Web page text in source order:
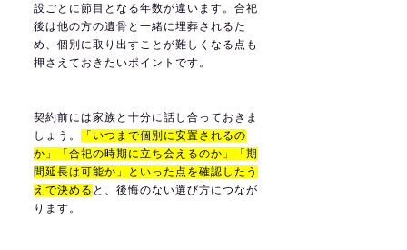
設ごとに節目となる年数が違います。合祀
後は他の方の遺骨と一緒に埋葬されるた
め、個別に取り出すことが難しくなる点も
押さえておきたいポイントです。
契約前には家族と十分に話し合っておきま
しょう。
「いつまで個別に安置されるの
か」「合祀の時期に立ち会えるのか」「期
間延長は可能か」といった点を確認したう
えで決める と、後悔のない選び方につなが
ります。